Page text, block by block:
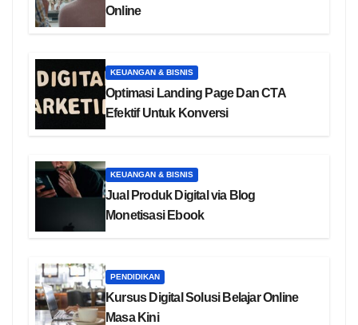
Online
KEUANGAN & BISNIS
Optimasi Landing Page Dan CTA
Efektif Untuk Konversi
KEUANGAN & BISNIS
Jual Produk Digital via Blog
Monetisasi Ebook
PENDIDIKAN
Kursus Digital Solusi Belajar Online
Masa Kini